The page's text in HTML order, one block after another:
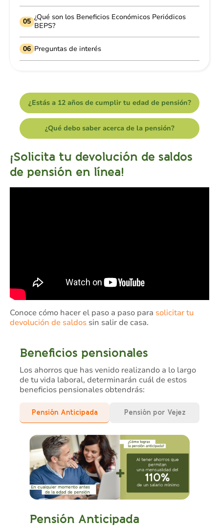
05 ¿Qué son los Beneficios Económicos Periódicos
BEPS?
06 Preguntas de interés
¿Estás a 12 años de cumplir tu edad de pensión?
¿Qué debo saber acerca de la pensión?
¡Solicita tu devolución de saldos
de pensión en línea!
Conoce cómo hacer el paso a paso para solicitar tu
devolución de saldos sin salir de casa.
Beneficios pensionales
Los ahorros que has venido realizando a lo largo
de tu vida laboral, determinarán cuál de estos
beneficios pensionales obtendrás:
Pensión Anticipada Pensión por Vejez
Pensión Anticipada